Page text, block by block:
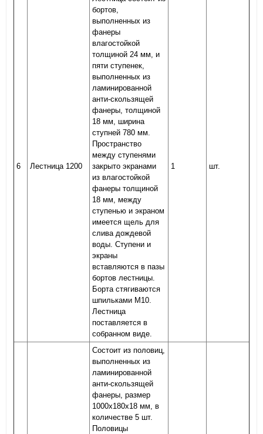
6 Лестница 1200
бортов,
выполненных из
фанеры
влагостойкой
толщиной 24 мм, и
пяти ступенек,
выполненных из
ламинированной
анти-скользящей
фанеры, толщиной
18 мм, ширина
ступней 780 мм.
Пространство
между ступенями
закрыто экранами
из влагостойкой
фанеры толщиной
18 мм, между
ступенью и экраном
имеется щель для
слива дождевой
воды. Ступени и
экраны
вставляются в пазы
бортов лестницы.
Борта стягиваются
шпильками М10.
Лестница
поставляется в
собранном виде.
1 шт.
Состоит из половиц,
выполненных из
ламинированной
анти-скользящей
фанеры, размер
1000х180х18 мм, в
количестве 5 шт.
Половицы